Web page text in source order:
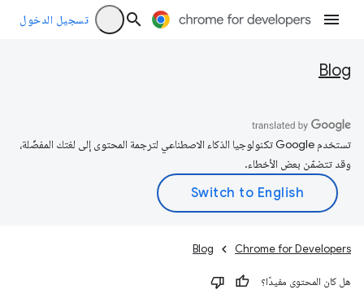
تسجيل الدخول
Blog
تستخدم Google تكنولوجيا الذكاء الاصطناعي لترجمة المحتوى إلى لغتك المفضّلة،
وقد تتضمّن بعض الأخطاء.
Chrome for Developers
Blog
هل كان المحتوى مفيدًا؟